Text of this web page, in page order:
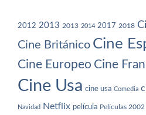
2012 2013 2013 2014 2017 2018
Cine Británico Cine
Cine Europeo Cine
Cine Usa cine usa Comedia
Navidad Netflix película Películas 2002